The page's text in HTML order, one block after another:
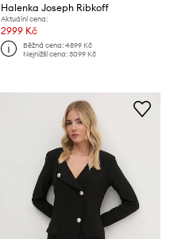
Halenka Joseph Ribkoff
Aktuální cena:
2999 Kč
Běžná cena:4899 Kč
Nejnižší cena:3099 Kč